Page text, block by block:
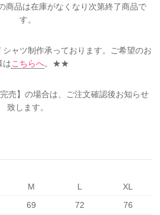
商品は在庫がなくなり次第終了商品で
す。
ャツ制作承っております。ご希望のお
はこちらへ。★★
売】の場合は、ご注文確認後お知らせ
致します。
M L
XL
69 72
76